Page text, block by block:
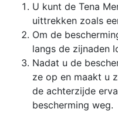
U kunt de Tena
uittrekken zoals
Om de
langs de zijnaden
Nadat u de
ze op en maakt u
de achterzijde
bescherming weg.